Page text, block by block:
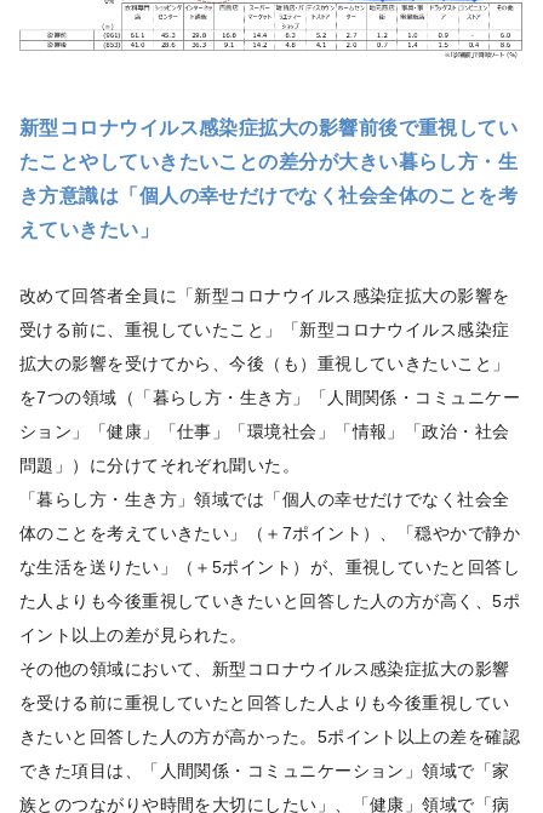
新型コロナウイルス感染症拡大の影響前後で重視してい
たことやしていきたいことの差分が大きい暮らし方・生
き方意識は「個人の幸せだけでなく社会全体のことを考
えていきたい」
改めて回答者全員に「新型コロナウイルス感染症拡大の影響を
受ける前に、重視していたこと」「新型コロナウイルス感染症
拡大の影響を受けてから、今後（も）重視していきたいこと」
を7つの領域（「暮らし方・生き方」「人間関係・コミュニケー
ション」「健康」「仕事」「環境社会」「情報」「政治・社会
問題」）に分けてそれぞれ聞いた。
「暮らし方・生き方」領域では「個人の幸せだけでなく社会全
体のことを考えていきたい」（＋7ポイント）、「穏やかで静か
な生活を送りたい」（＋5ポイント）が、重視していたと回答し
た人よりも今後重視していきたいと回答した人の方が高く、5ポ
イント以上の差が見られた。
その他の領域において、新型コロナウイルス感染症拡大の影響
を受ける前に重視していたと回答した人よりも今後重視してい
きたいと回答した人の方が高かった。5ポイント以上の差を確認
できた項目は、「人間関係・コミュニケーション」領域で「家
族とのつながりや時間を大切にしたい」、「健康」領域で「病